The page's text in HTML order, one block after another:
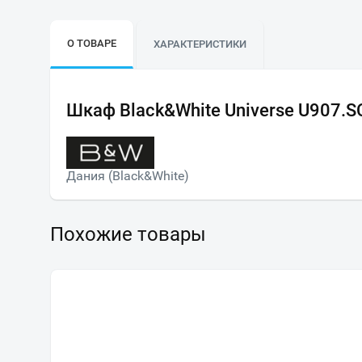
О ТОВАРЕ ХАРАКТЕРИСТИКИ
Шкаф Black&White Universe
Дания (Black&White)
Похожие товары